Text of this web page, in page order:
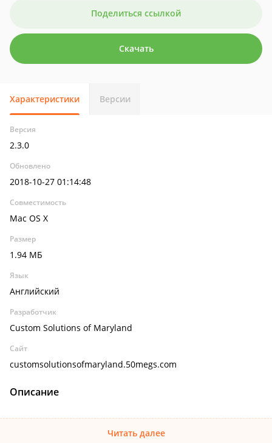
Поделиться ссылкой
Скачать
Характеристики Версии
Версия
2.3.0
Обновлено
2018-10-27 01:14:48
Совместимость
Mac OS X
Размер
1.94 МБ
Язык
Английский
Разработчик
Custom Solutions of Maryland
Сайт
customsolutionsofmaryland.50megs.com
Описание
Читать далее